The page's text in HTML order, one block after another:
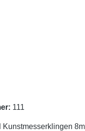
111
Kunstmesserklingen